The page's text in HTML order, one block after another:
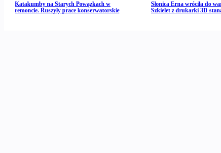
Katakumby na Starych Powązkach w
remoncie. Ruszyły prace konserwatorskie
Słonica Erna wróciła do
Szkielet z drukarki 3D